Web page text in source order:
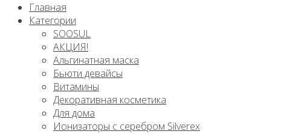
Главная
Категории
SOOSUL
АКЦИЯ!
Альгинатная маска
Бьюти девайсы
Витамины
Декоративная косметика
Для дома
Ионизаторы с серебром Silverex